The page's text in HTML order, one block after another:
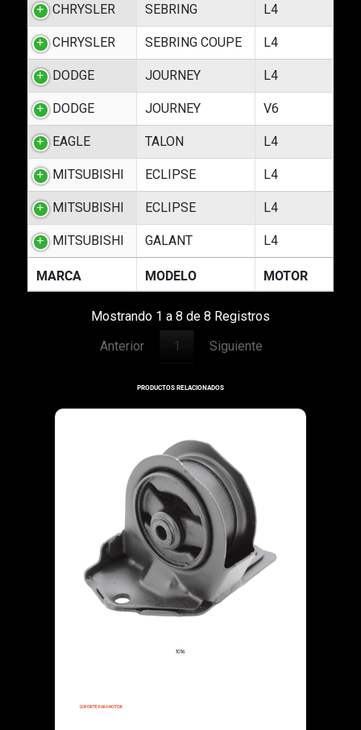
CHRYSLER SEBRING L4
CHRYSLER SEBRING COUPE L4
DODGE JOURNEY L4
DODGE JOURNEY V6
EAGLE TALON L4
MITSUBISHI ECLIPSE L4
MITSUBISHI ECLIPSE L4
MITSUBISHI GALANT L4
MARCA MODELO MOTOR
Mostrando 1 a 8 de 8 Registros
Anterior
1 Siguiente
PRODUCTOS RELACIONADOS
BUJE REPARACION
CHRYSLER SEBRING COUPE:
AUTOS
Especificaciones: TRASERO